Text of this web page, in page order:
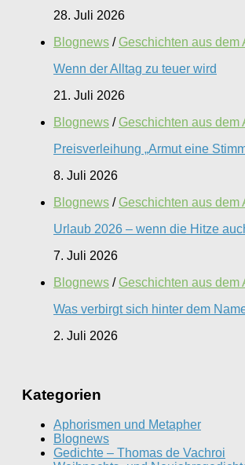
28. Juli 2026
Blognews / Geschichten aus dem
Wenn der Alltag zu teuer wird
21. Juli 2026
Blognews / Geschichten aus dem
Preisverleihung „Armut eine
8. Juli 2026
Blognews / Geschichten aus dem
Urlaub 2026 – wenn die Hitze
7. Juli 2026
Blognews / Geschichten aus dem
Was verbirgt sich hinter dem
2. Juli 2026
Kategorien
Aphorismen und Metapher
Blognews
Gedichte – Thomas de Vachroi